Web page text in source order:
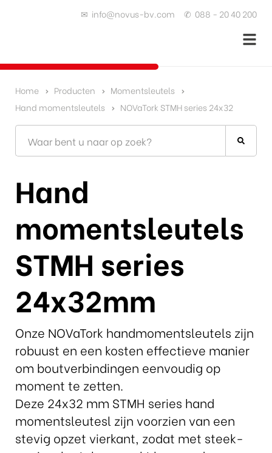
✉ info@novus-bv.com ✆ 088 - 20 40 200
Home Producten
Momentsleutels
Hand momentsleutels
NOVaTork STMH series 24x32
Hand
momentsleutels
STMH series
24x32mm
Onze NOVaTork handmomentsleutels zijn
robuust en een kosten effectieve manier
om boutverbindingen eenvoudig op
moment te zetten.
Deze 24x32 mm STMH series hand
momentsleutesl zijn voorzien van een
stevig opzet vierkant, zodat met steek-